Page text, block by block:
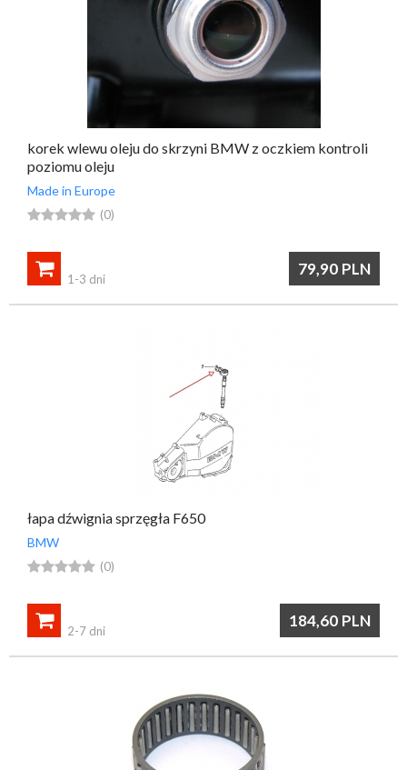
korek wlewu oleju do skrzyni BMW z oczkiem kontroli
poziomu oleju
Made in Europe
 (0)
79,90 PLN

1-3 dni
łapa dźwignia sprzęgła F650
BMW
 (0)
184,60 PLN

2-7 dni